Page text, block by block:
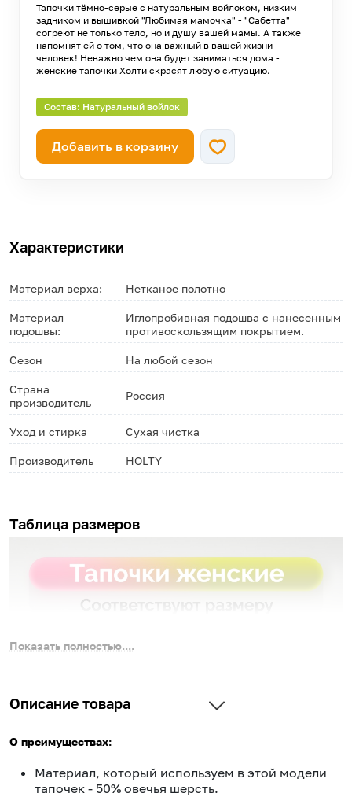
Тапочки тёмно-серые с натуральным войлоком, низким
задником и вышивкой "Любимая мамочка" - "Сабетта"
согреют не только тело, но и душу вашей мамы. А также
напомнят ей о том, что она важный в вашей жизни
человек! Неважно чем она будет заниматься дома -
женские тапочки Холти скрасят любую ситуацию.
Состав: Натуральный войлок
Добавить в корзину
Характеристики
Материал верха: Нетканое полотно
Материал
подошвы:
Иглопробивная подошва с нанесенным
противоскользящим покрытием.
Сезон На любой сезон
Страна
производитель
Россия
Уход и стирка Сухая чистка
Производитель HOLTY
Таблица размеров
Показать полностью....
Описание товара
О преимуществах:
Материал, который используем в этой модели
тапочек - 50% овечья шерсть.